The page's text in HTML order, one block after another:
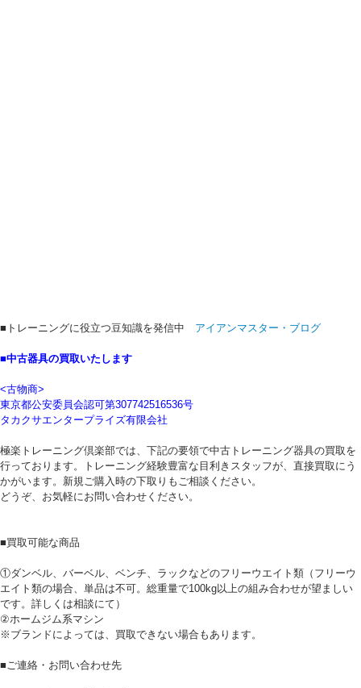
■トレーニングに役立つ豆知識を発信中 アイアンマスター・ブログ
■中古器具の買取いたします
<古物商>
東京都公安委員会認可第307742516536号
タカクサエンタープライズ有限会社
極楽トレーニング倶楽部では、下記の要領で中古トレーニング器具の買取を
行っております。トレーニング経験豊富な目利きスタッフが、直接買取にう
かがいます。新規ご購入時の下取りもご相談ください。
どうぞ、お気軽にお問い合わせください。
■買取可能な商品
①ダンベル、バーベル、ベンチ、ラックなどのフリーウエイト類（フリーウ
エイト類の場合、単品は不可。総重量で100kg以上の組み合わせが望ましい
です。詳しくは相談にて）
②ホームジム系マシン
※ブランドによっては、買取できない場合もあります。
■ご連絡・お問い合わせ先